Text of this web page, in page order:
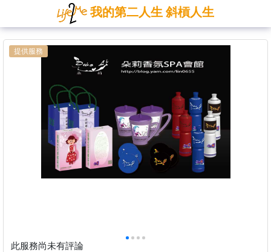
我的第二人生 斜槓人生
提供服務
此服務尚未有評論